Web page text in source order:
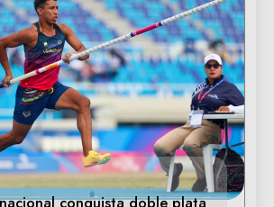
conquista doble plata